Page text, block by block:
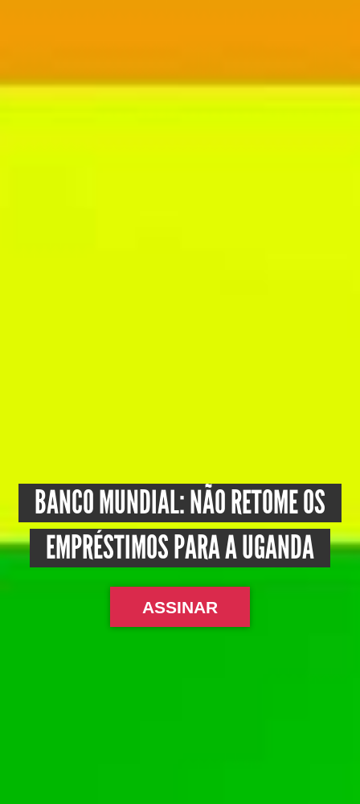
BANCO MUNDIAL: NÃO RETOME OS
EMPRÉSTIMOS PARA A UGANDA
ASSINAR